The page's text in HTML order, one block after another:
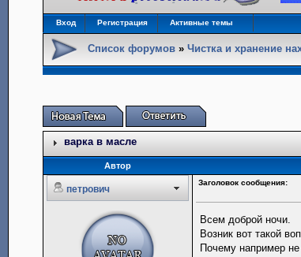
Вход Регистрация Активные темы
Список форумов» Чистка и хранение
варка в масле
Автор
петрович
Заголовок сообщения:
Всем доброй ночи.
Возник вот такой
Почему например